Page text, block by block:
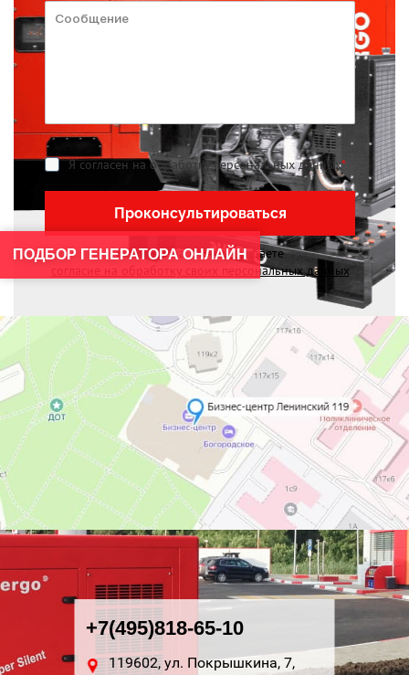
Я согласен на обработку персональных данных*
Проконсультироваться
Нажимая на кнопку, вы даете
согласие на обработку своих персональных данных
+7(495)818-65-10
119602, ул. Покрышкина, 7,
ПОДБОР ГЕНЕРАТОРА ОНЛАЙН